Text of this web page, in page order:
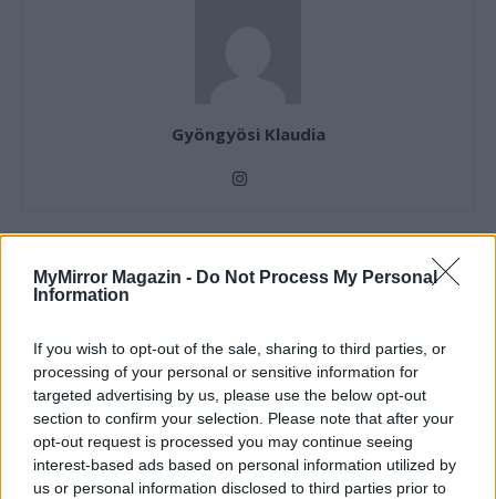
MyMirror Magazin - Do Not Process My Personal
Information
If you wish to opt-out of the sale, sharing to third parties, or
processing of your personal or sensitive information for
targeted advertising by us, please use the below opt-out
section to confirm your selection. Please note that after your
opt-out request is processed you may continue seeing
interest-based ads based on personal information utilized by
us or personal information disclosed to third parties prior to
Gyöngyösi Klaudia
KAPCSOLÓDÓ CIKKEK TÖBB A SZERZŐTŐL
Miért veszekednek a párok a
strandon?
Christina Applegate küzdelme a
szklerózis multiplexszel